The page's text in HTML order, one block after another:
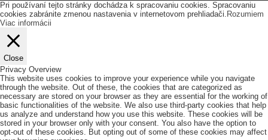
Pri používaní tejto stránky dochádza k spracovaniu cookies. Spracovaniu
cookies zabránite zmenou nastavenia v internetovom prehliadači. Rozumiem
Viac informácii
Close
Privacy Overview
This website uses cookies to improve your experience while you navigate
through the website. Out of these, the cookies that are categorized as
necessary are stored on your browser as they are essential for the working of
basic functionalities of the website. We also use third-party cookies that help
us analyze and understand how you use this website. These cookies will be
stored in your browser only with your consent. You also have the option to
opt-out of these cookies. But opting out of some of these cookies may affect